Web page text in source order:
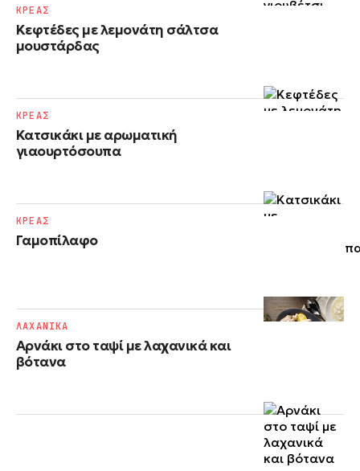
Κεφτέδες με λεμονάτη σάλτσα
μουστάρδας
ΚΡΕΑΣ
Κατσικάκι με αρωματική
γιαουρτόσουπα
ΚΡΕΑΣ
Γαμοπίλαφο
ΚΡΕΑΣ
Αρνάκι στο ταψί με λαχανικά και
βότανα
ΛΑΧΑΝΙΚΑ